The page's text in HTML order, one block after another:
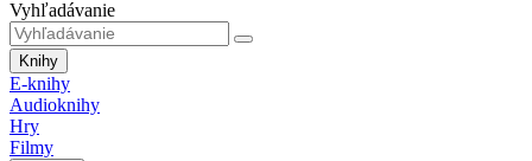
Vyhľadávanie
Knihy
E-knihy
Audioknihy
Hry
Filmy